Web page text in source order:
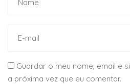
Guardar o meu nome, email e
a próxima vez que eu comentar.